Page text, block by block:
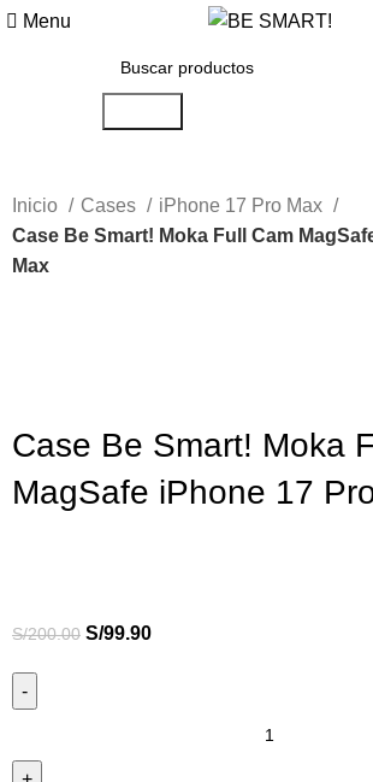
Menu
Inicio Cases
iPhone 17 Pro Max
Case Be Smart! Moka Full Cam
Max
Case Be Smart! Moka
MagSafe iPhone 17
S/200.00 S/99.90